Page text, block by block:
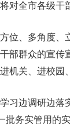
对全市各级干
、多角度、
部群众的宣传
机关、进校园
边调研边落
批务实管用